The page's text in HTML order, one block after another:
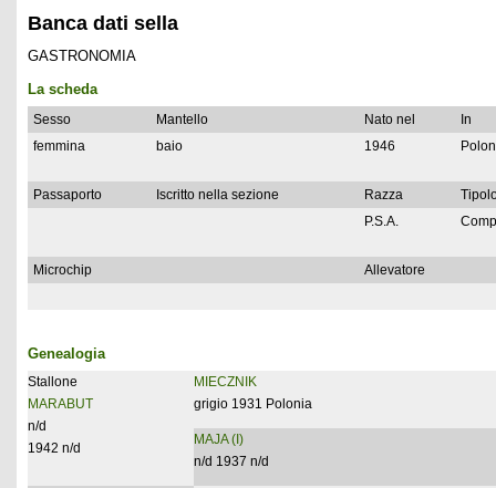
Banca dati sella
GASTRONOMIA
La scheda
Sesso Mantello Nato nel
In
femmina
baio 1946
Passaporto Iscritto nella sezione Razza
P.S.A.
Microchip Allevatore
Genealogia
Stallone
MARABUT
n/d
1942 n/d
MIECZNIK
grigio 1931 Polonia
MAJA (I)
n/d 1937 n/d